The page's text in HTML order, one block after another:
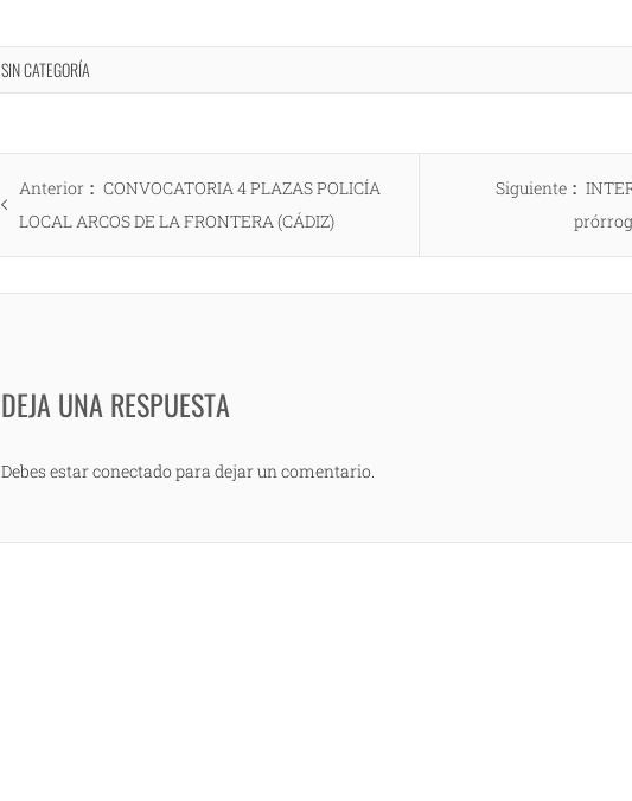
SIN CATEGORÍA
Navegación
de Anterior
Entrada
anterior:
CONVOCATORIA 4 PLAZAS POLICÍA
LOCAL ARCOS DE LA FRONTERA (CÁDIZ)
Siguiente
DEJA UNA RESPUESTA
Debes estar conectado para dejar un comentario.